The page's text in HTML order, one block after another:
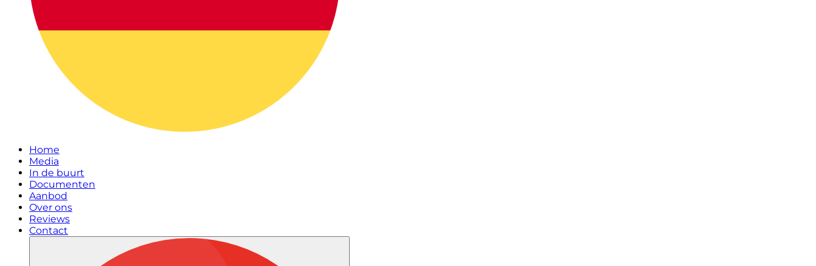
Home
Media
In de buurt
Documenten
Aanbod
Over ons
Reviews
Contact